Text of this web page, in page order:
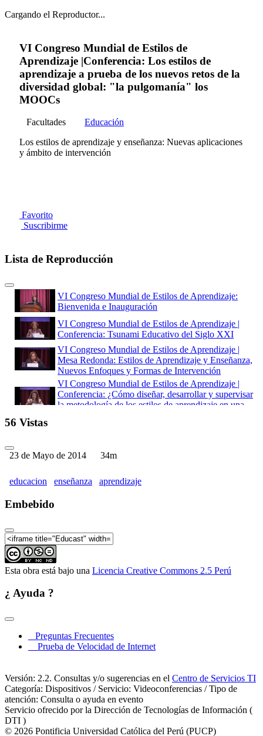
Cargando el Reproductor...
VI Congreso Mundial de Estilos de
Aprendizaje |Conferencia: Los estilos de
aprendizaje a prueba de los nuevos retos de la
diversidad global: "la pulgomanía" los
MOOCs
Facultades
Educación
Los estilos de aprendizaje y enseñanza: Nuevas aplicaciones
y ámbito de intervención
Favorito
Suscribirme
Lista de Reproducción
VI Congreso Mundial de Estilos de Aprendizaje:
Bienvenida e Inauguración
VI Congreso Mundial de Estilos de Aprendizaje |
Conferencia: Tsunami Educativo del Siglo XXI
VI Congreso Mundial de Estilos de Aprendizaje |
Mesa Redonda: Estilos de Aprendizaje y Enseñanza,
Nuevos Enfoques y Formas de Intervención
VI Congreso Mundial de Estilos de Aprendizaje |
Conferencia: ¿Cómo diseñar, desarrollar y supervisar
la metodología de los estilos de aprendizaje en una
Mesa Redonda: Medición de estilos de aprendizaje
los nuevos retos de la diversidad global: "la
VI Congreso Mundial de Estilos de Aprendizaje |
Conferencia: El mentoring como estrategia de gestión
del talento dentro y fuera de las organizaciones
Conferencia: Estilos de Aprendizaje y atención a
niños talentosos
VI Congreso Mundial de Estilos de Aprendizaje |
Mesa Redonda: La tecnología y atención a la
56 Vistas
23 de Mayo de 2014 34m
educacion enseñanza aprendizaje
Embebido
Esta obra está bajo una Licencia Creative Commons 2.5 Perú
¿ Ayuda ?
Preguntas Frecuentes
Prueba de Velocidad de Internet
Versión: 2.2. Consultas y/o sugerencias en el Centro de Servicios TI
Categoría: Dispositivos / Servicio: Videoconferencias / Tipo de
atención: Consulta o ayuda en evento
Servicio ofrecido por la Dirección de Tecnologías de Información (
DTI )
© 2026 Pontificia Universidad Católica del Perú (PUCP)